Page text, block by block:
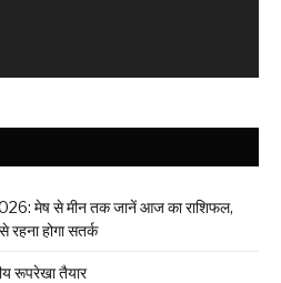
मेष से मीन तक जानें आज का राशिफल,
रहना होगा सतर्क
रूपरेखा तैयार